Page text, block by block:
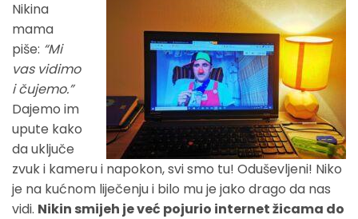
Nikina
mama
piše: “Mi
vas vidimo
i čujemo.”
Dajemo im
upute kako
da uključe
zvuk i kameru i napokon, svi smo tu! Oduševljeni! Niko
je na kućnom liječenju i bilo mu je jako drago da nas
vidi. Nikin smijeh je već pojurio internet žicama do